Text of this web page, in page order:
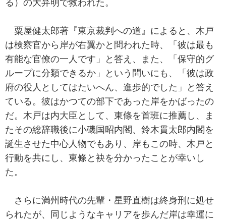
粟屋健太郎著『東京裁判への道』によると、木戸
は検察官から岸が右翼かと問われた時、「彼は最も
有能な官僚の一人です」と答え、また、「保守的グ
ループに分類できるか」という問いにも、「彼は政
府の役人としてはたいへん、進歩的でした」と答え
ている。彼はかつての部下であった岸をかばったの
だ。木戸は内大臣として、東條を首班に推薦し、ま
たその総辞職後に小磯国昭内閣、鈴木貫太郎内閣を
誕生させた中心人物でもあり、岸もこの時、木戸と
行動を共にし、東條と袂を分かったことが幸いし
た。
さらに満州時代の先輩・星野直樹は終身刑に処せ
られたが、同じようなキャリアを歩んだ岸は幸運に